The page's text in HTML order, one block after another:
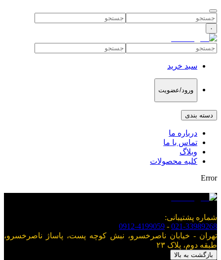
۰
سبد خرید
ورود/عضویت
دسته بندی
درباره ما
تماس با ما
وبلاگ
کلیه محصولات
Error
شماره پشتیبانی:
021-33989268
-
0912-4199059
تهران - خیابان ناصرخسرو، نبش کوچه پست، پاساژ ناصرخسرو،
طبقه دوم، پلاک ۲۳
بازگشت به بالا